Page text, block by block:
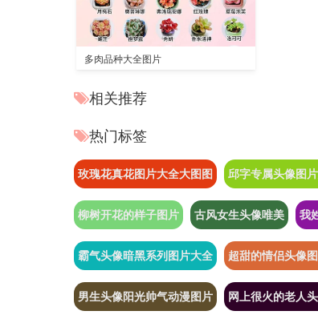
多肉品种大全图片
相关推荐
热门标签
玫瑰花真花图片大全大图图 邱字专属头像图
柳树开花的样子图片 古风女生头像唯美 我
霸气头像暗黑系列图片大全 超甜的情侣头像
男生头像阳光帅气动漫图片 网上很火的老人